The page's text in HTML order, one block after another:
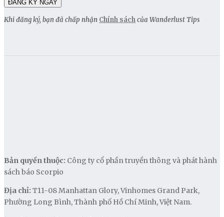
Khi đăng ký, bạn đã chấp nhận Chính sáchcủa Wanderlust Tips
Bản quyền thuộc: Công ty cổ phần truyền thông và phát hành
sách báo Scorpio
Địa chỉ: T11-08 Manhattan Glory, Vinhomes Grand Park,
Phường Long Bình, Thành phố Hồ Chí Minh, Việt Nam.